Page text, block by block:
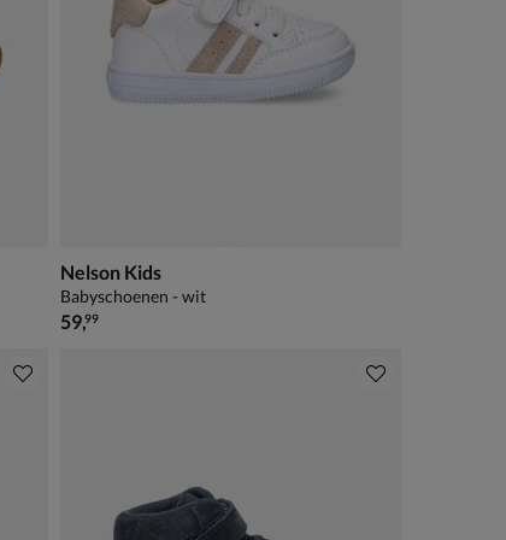
Nelson Kids
Babyschoenen - wit
€ 59,99
59,99